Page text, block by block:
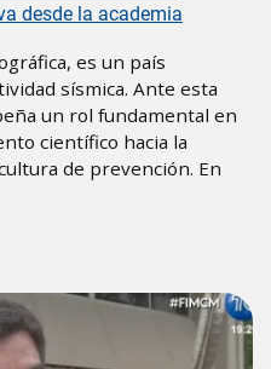
desde la academia
es un país
sísmica. Ante esta
un rol fundamental en
científico hacia la
de prevención. En